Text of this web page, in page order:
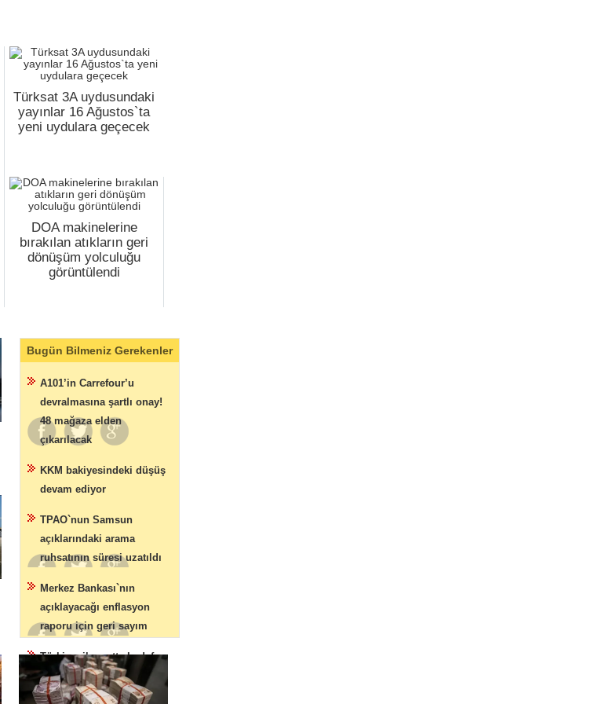
Türksat 3A uydusundaki
yayınlar 16 Ağustos`ta
yeni uydulara geçecek
DOA makinelerine
bırakılan atıkların geri
dönüşüm yolculuğu
görüntülendi
Bugün Bilmeniz Gerekenler
A101’in Carrefour’u
devralmasına şartlı onay!
48 mağaza elden
çıkarılacak
KKM bakiyesindeki düşüş
devam ediyor
TPAO`nun Samsun
açıklarındaki arama
ruhsatının süresi uzatıldı
Merkez Bankası`nın
açıklayacağı enflasyon
raporu için geri sayım
Türkiye, ihracatta hedef
ülkelere 94 milyar dolarlık
satış yaptı